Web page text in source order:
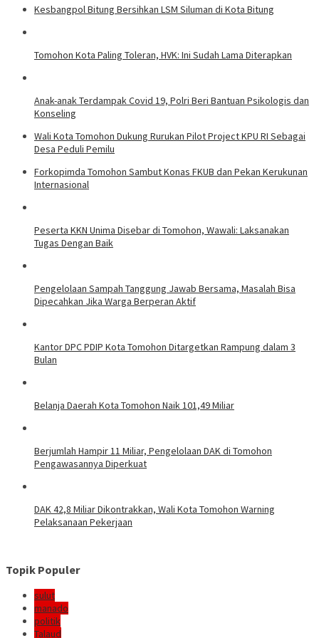
Kesbangpol Bitung Bersihkan LSM Siluman di Kota Bitung
Tomohon Kota Paling Toleran, HVK: Ini Sudah Lama Diterapkan
Anak-anak Terdampak Covid 19, Polri Beri Bantuan Psikologis dan
Konseling
Wali Kota Tomohon Dukung Rurukan Pilot Project KPU RI Sebagai
Desa Peduli Pemilu
Forkopimda Tomohon Sambut Konas FKUB dan Pekan Kerukunan
Internasional
Peserta KKN Unima Disebar di Tomohon, Wawali: Laksanakan
Tugas Dengan Baik
Pengelolaan Sampah Tanggung Jawab Bersama, Masalah Bisa
Dipecahkan Jika Warga Berperan Aktif
Kantor DPC PDIP Kota Tomohon Ditargetkan Rampung dalam 3
Bulan
Belanja Daerah Kota Tomohon Naik 101,49 Miliar
Berjumlah Hampir 11 Miliar, Pengelolaan DAK di Tomohon
Pengawasannya Diperkuat
DAK 42,8 Miliar Dikontrakkan, Wali Kota Tomohon Warning
Pelaksanaan Pekerjaan
Topik Populer
sulut
manado
politik
Talaud